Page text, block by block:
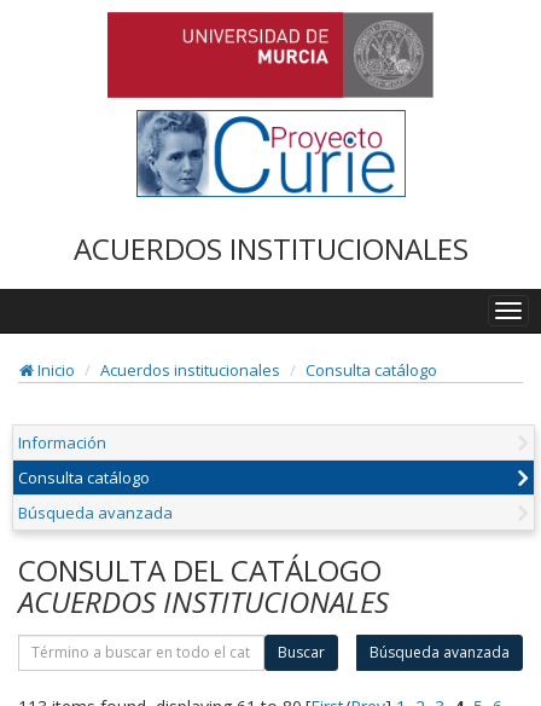
ACUERDOS INSTITUCIONALES
Inicio
Acuerdos institucionales Consulta catálogo
Información
Consulta catálogo
Búsqueda avanzada
CONSULTA DEL CATÁLOGO
ACUERDOS INSTITUCIONALES
Buscar Búsqueda avanzada